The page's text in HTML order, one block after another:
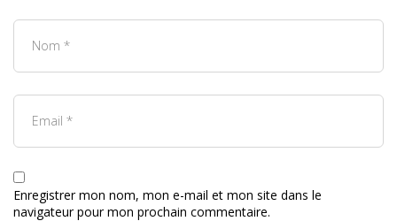
Enregistrer mon nom, mon e-mail et mon site dans le
navigateur pour mon prochain commentaire.